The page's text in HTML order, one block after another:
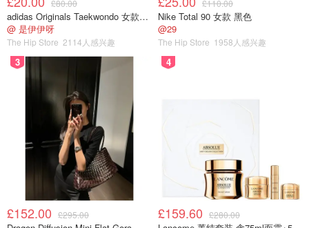
£80.00
adidas Originals Taekwondo 女款黑色运动鞋
@ 是伊伊呀
The Hip Store 2114人感兴趣
£110.00
Nike Total 90 女款 黑色
@29
The Hip Store 1958人感兴趣
3
£152.00 £295.00
4
£159.60 £280.00